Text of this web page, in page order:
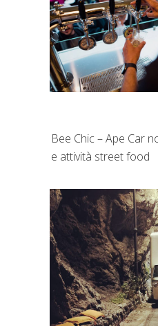
Bee Chic – Ape Car
e attività street food